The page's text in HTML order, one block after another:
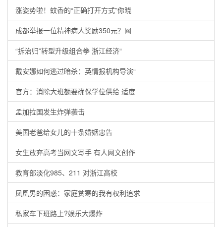
涨姿势啦！蚊香的“正确打开方式”你晓
成都举报一位精神病人奖励350元？网
“拆治归”转型升级组合拳 浙江经济“
戴安娜如何逃过暗杀：英情报机构导演“
官方：消除大班额要确保学位供给 适度
孟加拉国发生炸弹袭击
美国老爸给女儿的十条婚姻忠告
女生放弃高考当网文写手 有人网文创作
教育部淡化985、211 对浙江高校
凤凰男的困惑：家庭贫寒的我有权利追求
私家车下班路上?娱乐大爆炸